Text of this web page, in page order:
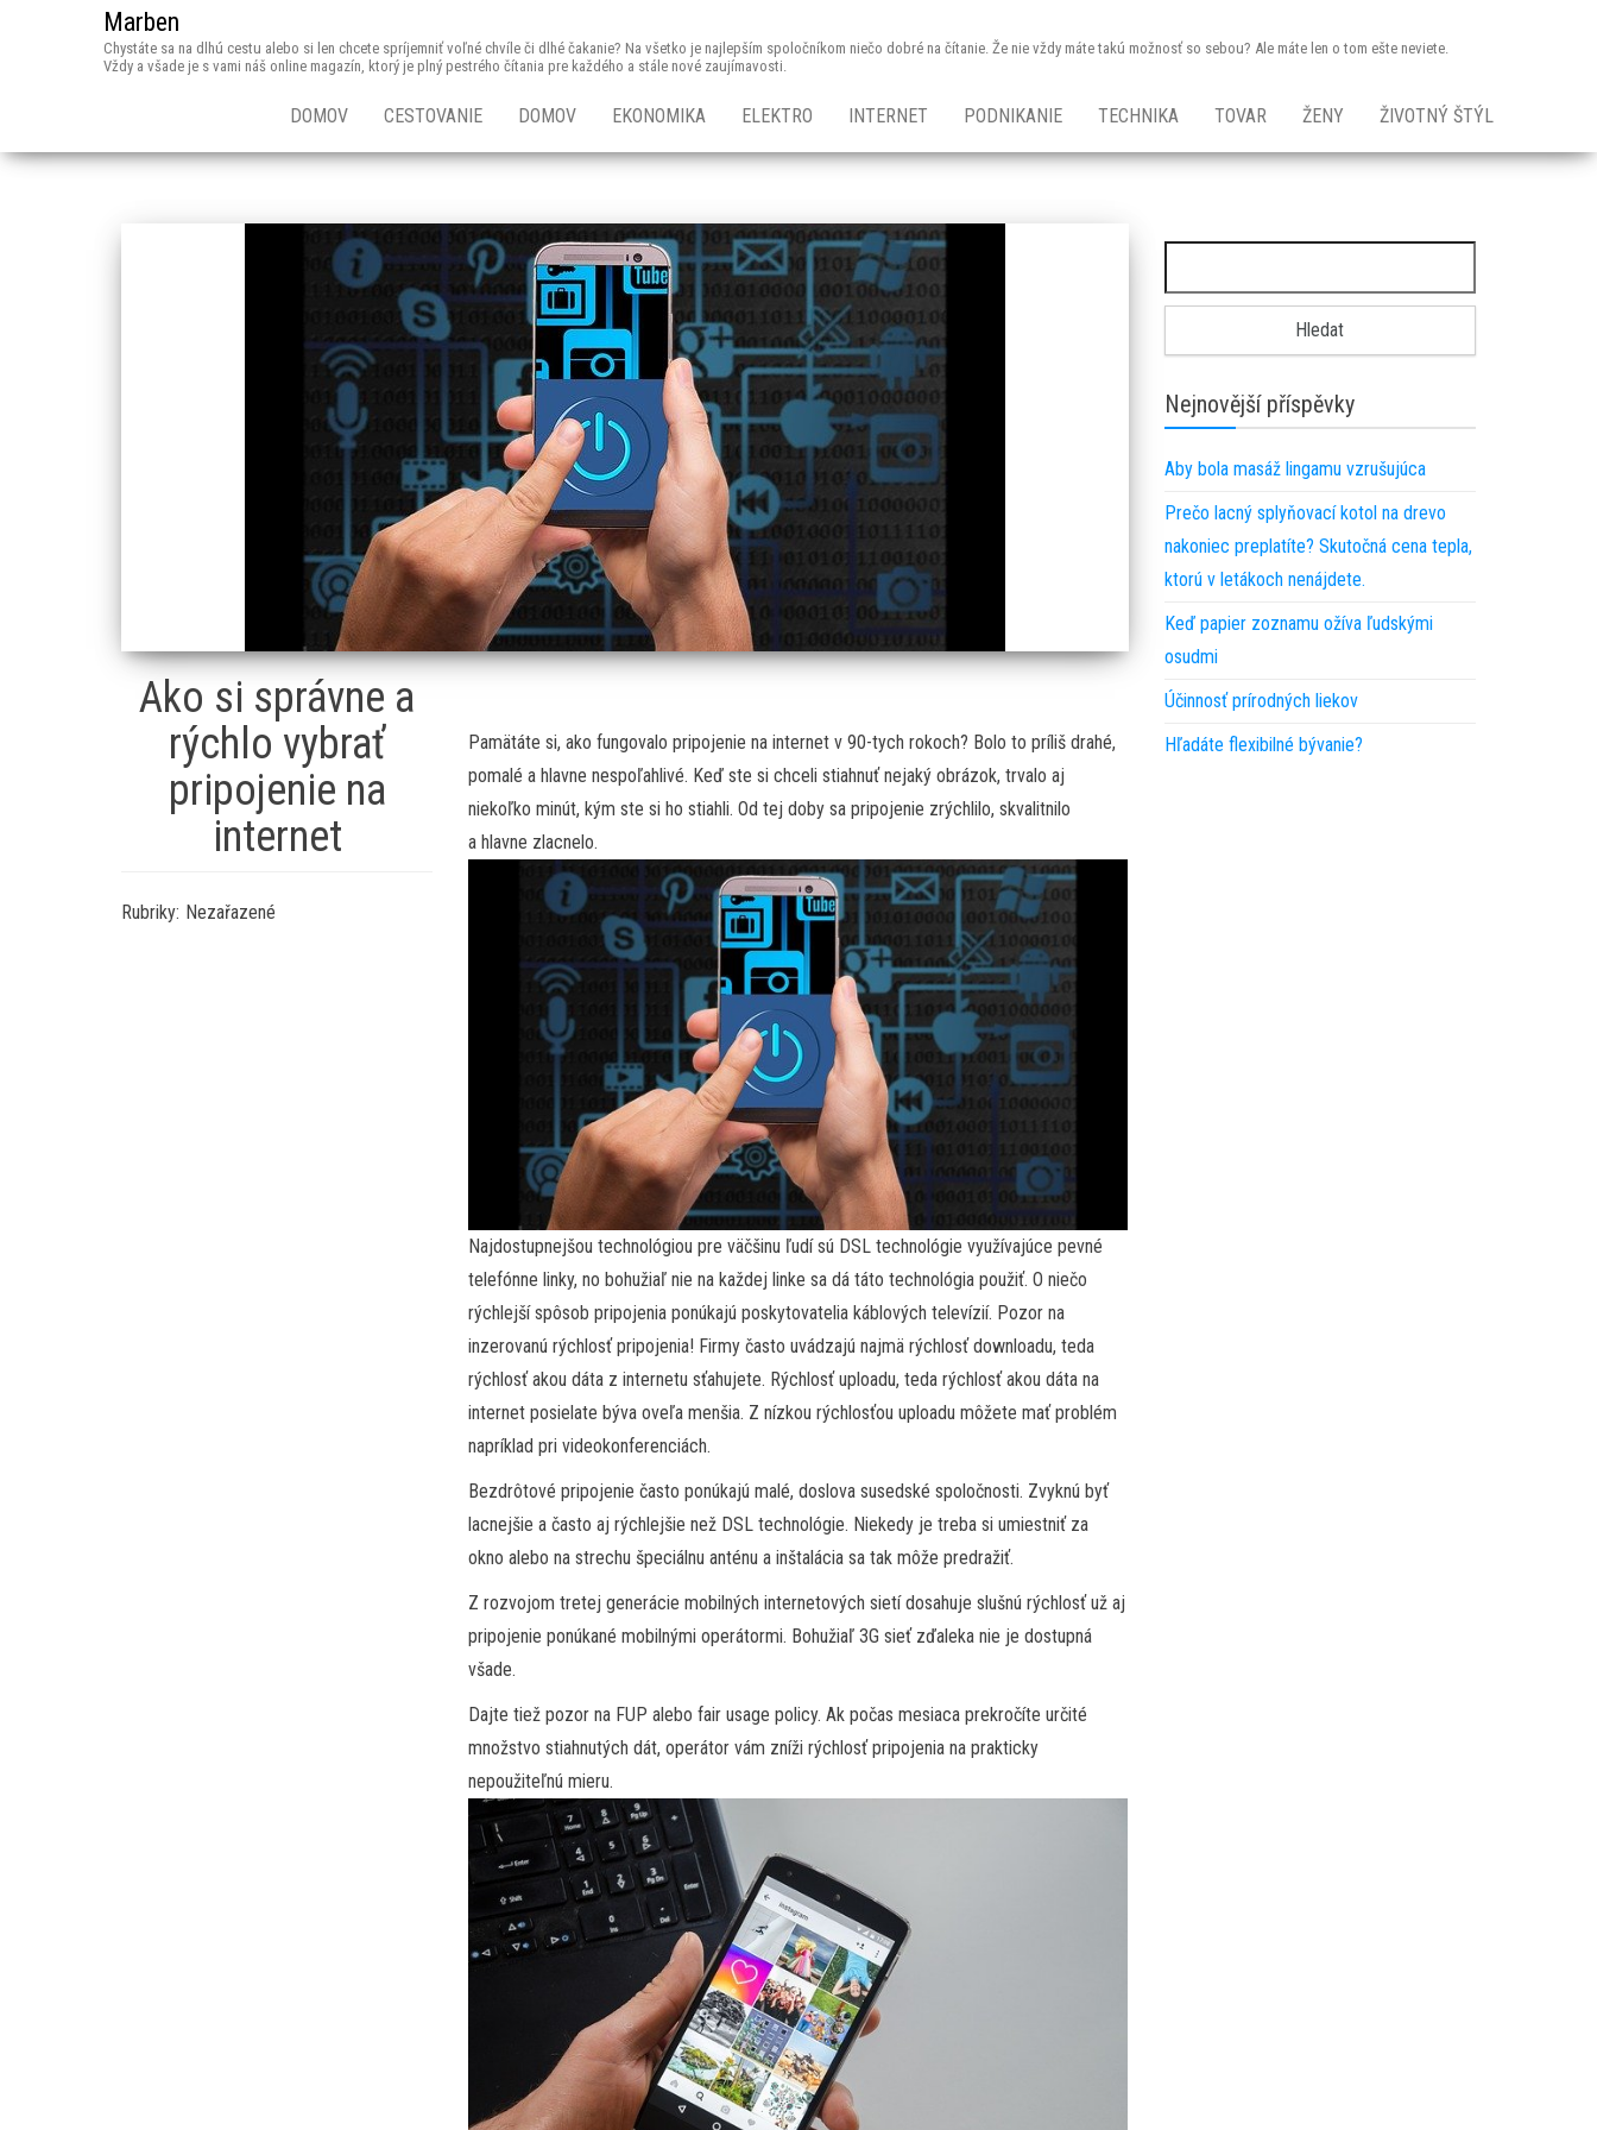
Marben
Chystáte sa na dlhú cestu alebo si len chcete spríjemniť voľné chvíle či dlhé čakanie? Na všetko je najlepším spoločníkom niečo dobré na čítanie. Že nie vždy máte takú možnosť so sebou? Ale máte len o tom ešte neviete.
Vždy a všade je s vami náš online magazín, ktorý je plný pestrého čítania pre každého a stále nové zaujímavosti.
DOMOV CESTOVANIE DOMOV EKONOMIKA ELEKTRO INTERNET PODNIKANIE TECHNIKA TOVAR ŽENY ŽIVOTNÝ ŠTÝL
Ako si správne a
rýchlo vybrať
pripojenie na
internet
Rubriky: Nezařazené
Pamätáte si, ako fungovalo pripojenie na internet v 90-tych rokoch? Bolo to príliš drahé,
pomalé a hlavne nespoľahlivé. Keď ste si chceli stiahnuť nejaký obrázok, trvalo aj
niekoľko minút, kým ste si ho stiahli. Od tej doby sa pripojenie zrýchlilo, skvalitnilo
a hlavne zlacnelo.
Najdostupnejšou technológiou pre väčšinu ľudí sú DSL technológie využívajúce pevné
telefónne linky, no bohužiaľ nie na každej linke sa dá táto technológia použiť. O niečo
rýchlejší spôsob pripojenia ponúkajú poskytovatelia káblových televízií. Pozor na
inzerovanú rýchlosť pripojenia! Firmy často uvádzajú najmä rýchlosť downloadu, teda
rýchlosť akou dáta z internetu sťahujete. Rýchlosť uploadu, teda rýchlosť akou dáta na
internet posielate býva oveľa menšia. Z nízkou rýchlosťou uploadu môžete mať problém
napríklad pri videokonferenciách.
Bezdrôtové pripojenie často ponúkajú malé, doslova susedské spoločnosti. Zvyknú byť
lacnejšie a často aj rýchlejšie než DSL technológie. Niekedy je treba si umiestniť za
okno alebo na strechu špeciálnu anténu a inštalácia sa tak môže predražiť.
Z rozvojom tretej generácie mobilných internetových sietí dosahuje slušnú rýchlosť už aj
pripojenie ponúkané mobilnými operátormi. Bohužiaľ 3G sieť zďaleka nie je dostupná
všade.
Dajte tiež pozor na FUP alebo fair usage policy. Ak počas mesiaca prekročíte určité
množstvo stiahnutých dát, operátor vám zníži rýchlosť pripojenia na prakticky
nepoužiteľnú mieru.
Nejnovější příspěvky
Aby bola masáž lingamu vzrušujúca
Prečo lacný splyňovací kotol na drevo
nakoniec preplatíte? Skutočná cena tepla,
ktorú v letákoch nenájdete.
Keď papier zoznamu ožíva ľudskými
osudmi
Účinnosť prírodných liekov
Hľadáte flexibilné bývanie?